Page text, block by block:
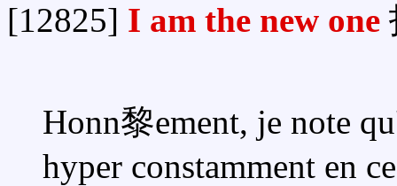
[12825] I am the new one
Honn黎ement, je note
hyper constamment en